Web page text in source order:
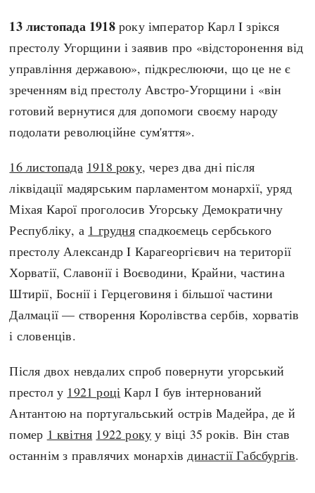
13 листопада 1918року імператор Карл I зрікся
престолу Угорщини і заявив про «відсторонення від
управління державою», підкреслюючи, що це не є
зреченням від престолу Австро-Угорщини і «він
готовий вернутися для допомоги своєму народу
подолати революційне сум'яття».
16 листопада 1918 року, через два дні після
ліквідації мадярським парламентом монархії, уряд
Міхая Карої проголосив Угорську Демократичну
Республіку, а 1 грудняспадкоємець сербського
престолу Александр I Карагеоргієвич на території
Хорватії, Славонії і Воєводини, Крайни, частина
Штирії, Боснії і Герцеговиня і більшої частини
Далмації — створення Королівства сербів, хорватів
і словенців.
Після двох невдалих спроб повернути угорський
престол у 1921 році Карл І був інтернований
Антантою на португальський острів Мадейра, де й
помер 1 квітня 1922 року у віці 35 років. Він став
останнім з правлячих монархів династії Габсбургів.